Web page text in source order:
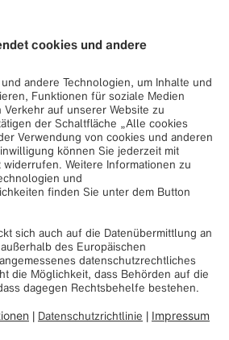
sofortigen Zugriff auf mehrere
nahtlos ineinander übergehen und
liefern. Besuchen Sie den Stand
Softwareapplikation
zu testen und einen Einblick in
zu erhalten.
– Brainlab Training Center im historischen
den 14. Oktober um 17:30 Uhr
Diskussionen und
Airo Mobil Intraoperative CT und
Wirbelsäulennavigation teil.
Mail an
, um weitere Informationen zu